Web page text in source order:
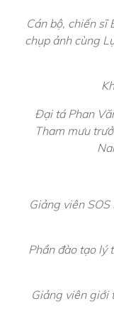
Cán bộ, chiến sĩ
chụp ảnh cùng
Đại tá Phan
Tham mưu
Giảng viên
Phần đào tạo lý
Giảng viên giới